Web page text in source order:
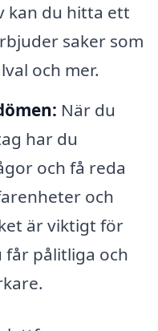
kan du hitta ett
saker som
och mer.
När du
har du
och få reda
och
är viktigt för
pålitliga och